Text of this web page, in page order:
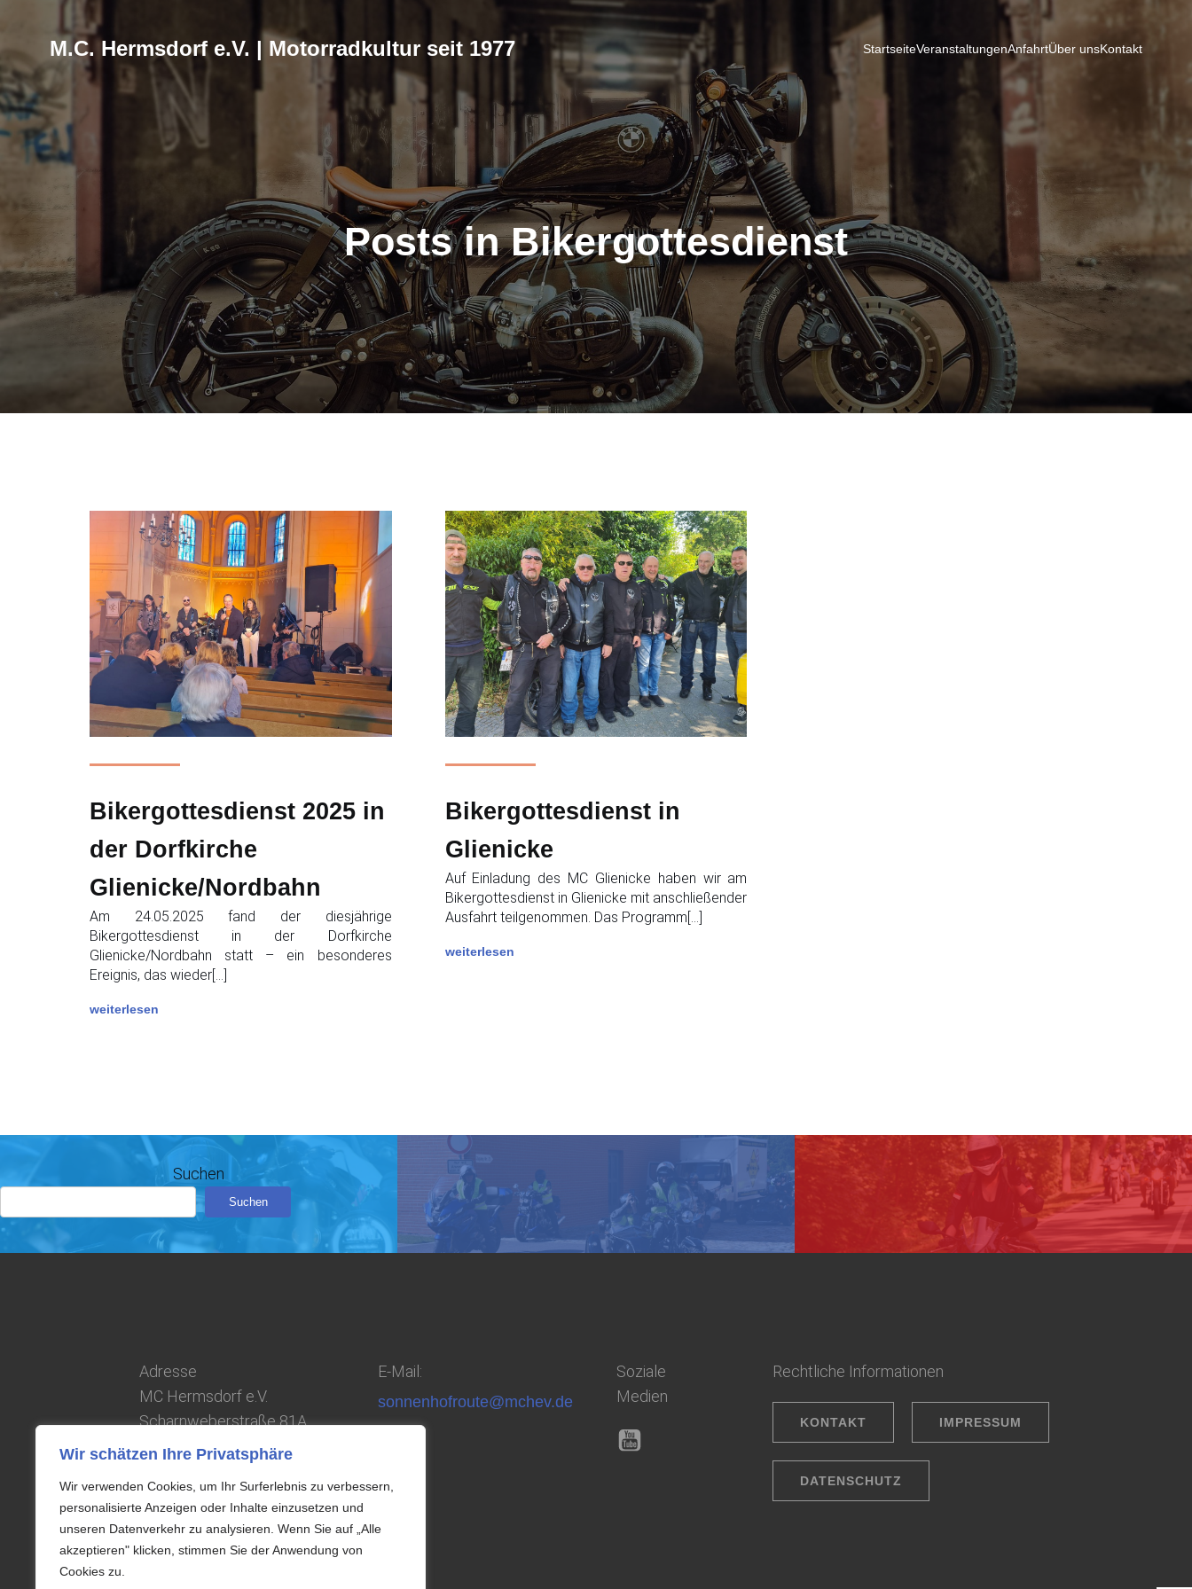
Wir schätzen Ihre Privatsphäre
Wir verwenden Cookies, um Ihr Surferlebnis zu verbessern,
personalisierte Anzeigen oder Inhalte einzusetzen und
unseren Datenverkehr zu analysieren. Wenn Sie auf „Alle
akzeptieren" klicken, stimmen Sie der Anwendung von
Cookies zu.
M.C. Hermsdorf e.V. | Motorradkultur seit 1977 StartseiteVeranstaltungenAnfahrtÜber unsKontakt
Posts in Bikergottesdienst
Bikergottesdienst 2025 in
der Dorfkirche
Glienicke/Nordbahn
Am 24.05.2025 fand der diesjährige
Bikergottesdienst in der Dorfkirche
Glienicke/Nordbahn statt – ein besonderes
Ereignis, das wieder[…]
weiterlesen
Bikergottesdienst in
Glienicke
Auf Einladung des MC Glienicke haben wir am
Bikergottesdienst in Glienicke mit anschließender
Ausfahrt teilgenommen. Das Programm[…]
weiterlesen
Suchen
Suchen
Adresse
MC Hermsdorf e.V.
Scharnweberstraße 81A
13405 Berlin
E-Mail:
sonnenhofroute@mchev.de
Soziale
Medien
Rechtliche Informationen
KONTAKT IMPRESSUM
DATENSCHUTZ